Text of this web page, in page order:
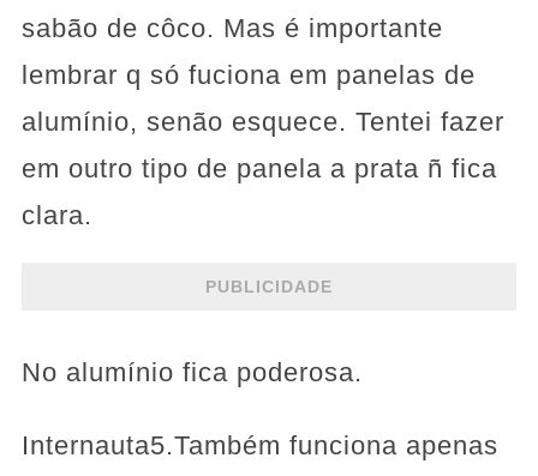
sabão de côco. Mas é importante
lembrar q só fuciona em panelas de
alumínio, senão esquece. Tentei fazer
em outro tipo de panela a prata ñ fica
clara.
PUBLICIDADE
No alumínio fica poderosa.
Internauta5.Também funciona apenas